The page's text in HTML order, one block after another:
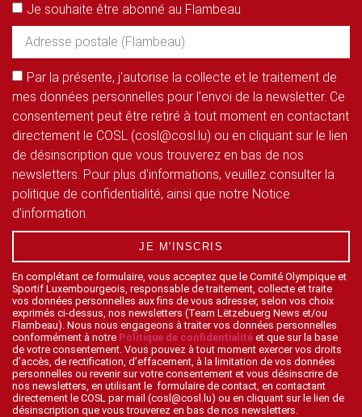
Je souhaite être abonné au Flambeau
Par la présente, j'autorise la collecte et le traitement de
mes données personnelles pour l'envoi de la newsletter. Ce
consentement peut être retiré à tout moment en contactant
directement le COSL (cosl@cosl.lu) ou en cliquant sur le lien
de désinscription que vous trouverez en bas de nos
newsletters. Pour plus d'informations, veuillez consulter la
politique de confidentialité, ainsi que notre Notice
d'information.
JE M'INSCRIS
En complétant ce formulaire, vous acceptez que le Comité Olympique et
Sportif Luxembourgeois, responsable de traitement, collecte et traite
vos données personnelles aux fins de vous adresser, selon vos choix
exprimés ci-dessus, nos newsletters (Team Lëtzebuerg News et/ou
Flambeau). Nous nous engageons à traiter vos données personnelles
conformément à notre Politique de confidentialité et que sur la base
de votre consentement. Vous pouvez à tout moment exercer vos droits
d’accès, de rectification, d’effacement, à la limitation de vos données
personnelles ou revenir sur votre consentement et vous désinscrire de
nos newsletters, en utilisant le formulaire de contact, en contactant
directement le COSL par mail (cosl@cosl.lu) ou en cliquant sur le lien de
désinscription que vous trouverez en bas de nos newsletters.